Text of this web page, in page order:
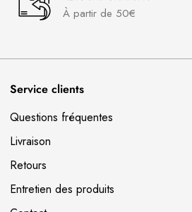
À partir de 50€
Service clients
Questions fréquentes
Livraison
Retours
Entretien des produits